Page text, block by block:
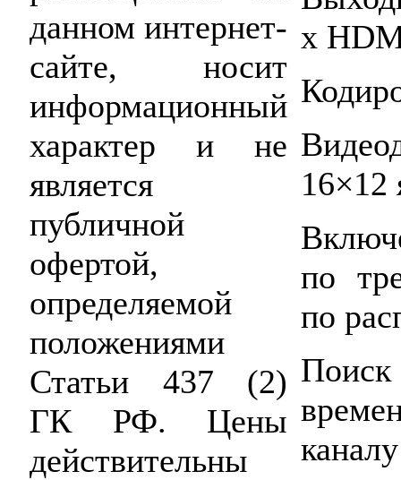
данном интернет-
сайте, носит
информационный
характер и не
является
публичной
офертой,
определяемой
положениями
Статьи 437 (2)
ГК РФ. Цены
действительны
x
16×12
по
по
каналу